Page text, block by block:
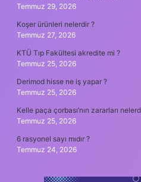
Temmuz 29, 2026
Koşer ürünleri nelerdir ?
Temmuz 27, 2026
KTÜ Tıp Fakültesi akredite mi ?
Temmuz 25, 2026
Derimod hisse ne iş yapar ?
Temmuz 25, 2026
Kelle paça çorbası’nın zararları
Temmuz 25, 2026
6 rasyonel sayı mıdır ?
Temmuz 24, 2026